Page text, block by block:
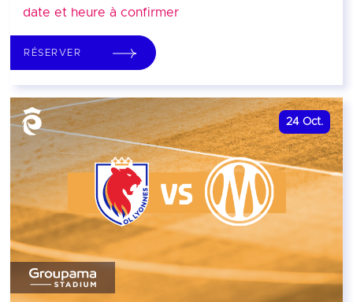
date et heure à confirmer
RÉSERVER
24 Oct.